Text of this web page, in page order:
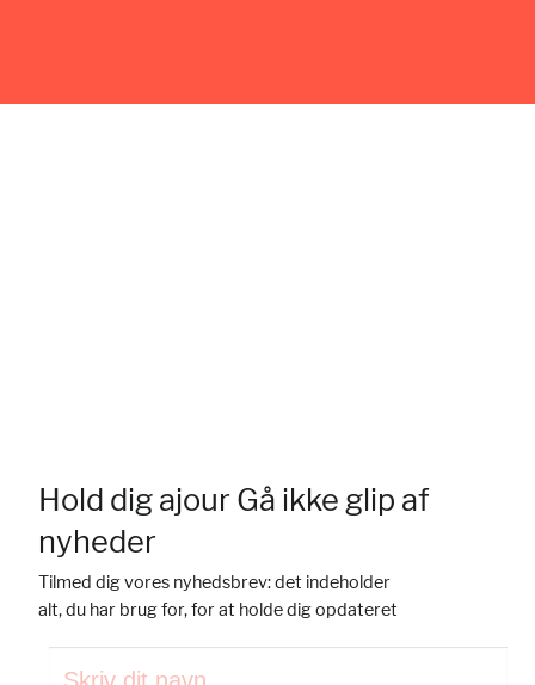
Hold dig ajour Gå ikke glip af
nyheder
Tilmed dig vores nyhedsbrev: det indeholder
alt, du har brug for, for at holde dig opdateret